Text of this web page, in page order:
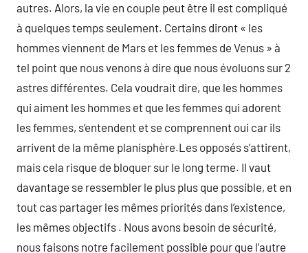
autres. Alors, la vie en couple peut être il est compliqué
à quelques temps seulement. Certains diront « les
hommes viennent de Mars et les femmes de Venus » à
tel point que nous venons à dire que nous évoluons sur 2
astres différentes. Cela voudrait dire, que les hommes
qui aiment les hommes et que les femmes qui adorent
les femmes, s’entendent et se comprennent oui car ils
arrivent de la même planisphère.Les opposés s’attirent,
mais cela risque de bloquer sur le long terme. Il vaut
davantage se ressembler le plus plus que possible, et en
tout cas partager les mêmes priorités dans l’existence,
les mêmes objectifs . Nous avons besoin de sécurité,
nous faisons notre facilement possible pour que l’autre